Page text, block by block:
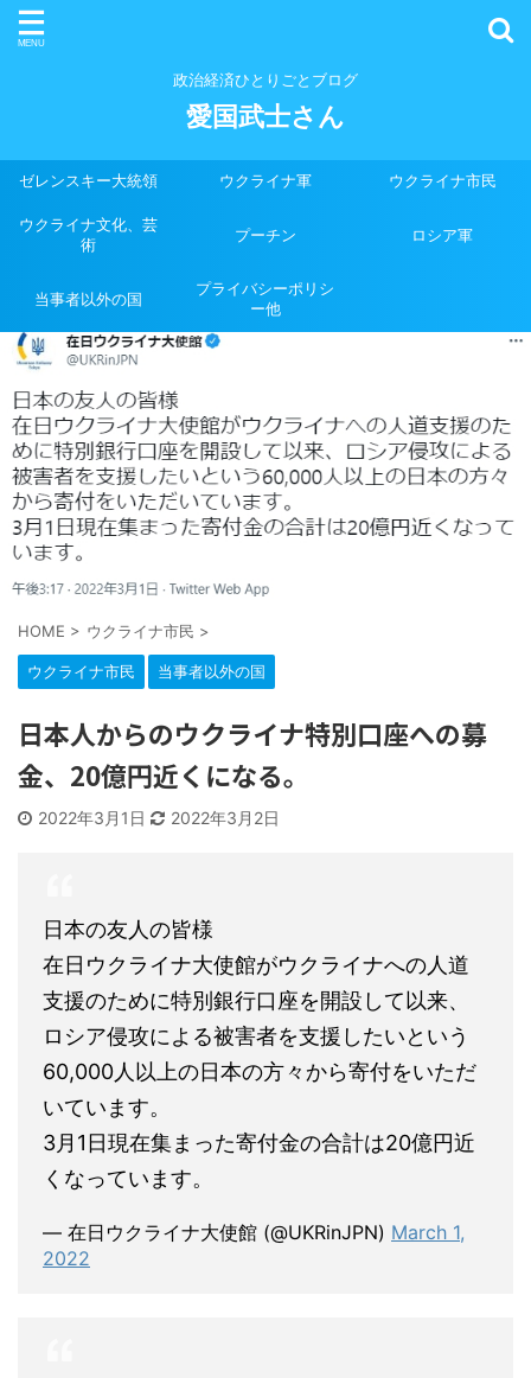
政治経済ひとりごとブログ
愛国武士さん
ゼレンスキー大統領 ウクライナ軍 ウクライナ市民
ウクライナ文化、芸
術
プーチン ロシア軍
当事者以外の国
プライバシーポリシ
ー他
HOME > ウクライナ市民 >
ウクライナ市民 当事者以外の国
日本人からのウクライナ特別口座への募
金、20億円近くになる。
2022年3月1日 2022年3月2日
日本の友人の皆様
在日ウクライナ大使館がウクライナへの人道
支援のために特別銀行口座を開設して以来、
ロシア侵攻による被害者を支援したいという
60,000人以上の日本の方々から寄付をいただ
いています。
3月1日現在集まった寄付金の合計は20億円近
くなっています。
— 在日ウクライナ大使館 (@UKRinJPN) March 1,
2022